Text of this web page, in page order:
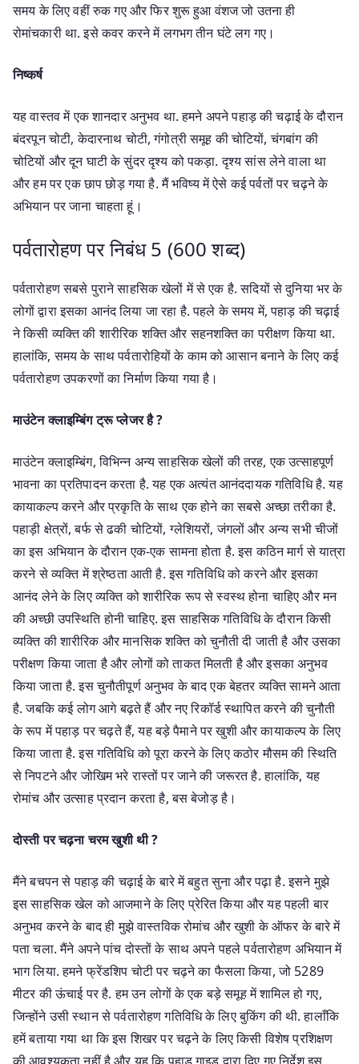
समय के लिए वहीं रुक गए और फिर शुरू हुआ वंशज जो उतना ही
रोमांचकारी था. इसे कवर करने में लगभग तीन घंटे लग गए।
निष्कर्ष
यह वास्तव में एक शानदार अनुभव था. हमने अपने पहाड़ की चढ़ाई के दौरान
बंदरपून चोटी, केदारनाथ चोटी, गंगोत्री समूह की चोटियों, चंगबांग की
चोटियों और दून घाटी के सुंदर दृश्य को पकड़ा. दृश्य सांस लेने वाला था
और हम पर एक छाप छोड़ गया है. मैं भविष्य में ऐसे कई पर्वतों पर चढ़ने के
अभियान पर जाना चाहता हूं।
पर्वतारोहण पर निबंध 5 (600 शब्द)
पर्वतारोहण सबसे पुराने साहसिक खेलों में से एक है. सदियों से दुनिया भर के
लोगों द्वारा इसका आनंद लिया जा रहा है. पहले के समय में, पहाड़ की चढ़ाई
ने किसी व्यक्ति की शारीरिक शक्ति और सहनशक्ति का परीक्षण किया था.
हालांकि, समय के साथ पर्वतारोहियों के काम को आसान बनाने के लिए कई
पर्वतारोहण उपकरणों का निर्माण किया गया है।
माउंटेन क्लाइम्बिंग ट्रू प्लेजर है ?
माउंटेन क्लाइम्बिंग, विभिन्न अन्य साहसिक खेलों की तरह, एक उत्साहपूर्ण
भावना का प्रतिपादन करता है. यह एक अत्यंत आनंददायक गतिविधि है. यह
कायाकल्प करने और प्रकृति के साथ एक होने का सबसे अच्छा तरीका है.
पहाड़ी क्षेत्रों, बर्फ से ढकी चोटियों, ग्लेशियरों, जंगलों और अन्य सभी चीजों
का इस अभियान के दौरान एक-एक सामना होता है. इस कठिन मार्ग से यात्रा
करने से व्यक्ति में श्रेष्ठता आती है. इस गतिविधि को करने और इसका
आनंद लेने के लिए व्यक्ति को शारीरिक रूप से स्वस्थ होना चाहिए और मन
की अच्छी उपस्थिति होनी चाहिए. इस साहसिक गतिविधि के दौरान किसी
व्यक्ति की शारीरिक और मानसिक शक्ति को चुनौती दी जाती है और उसका
परीक्षण किया जाता है और लोगों को ताकत मिलती है और इसका अनुभव
किया जाता है. इस चुनौतीपूर्ण अनुभव के बाद एक बेहतर व्यक्ति सामने आता
है. जबकि कई लोग आगे बढ़ते हैं और नए रिकॉर्ड स्थापित करने की चुनौती
के रूप में पहाड़ पर चढ़ते हैं, यह बड़े पैमाने पर खुशी और कायाकल्प के लिए
किया जाता है. इस गतिविधि को पूरा करने के लिए कठोर मौसम की स्थिति
से निपटने और जोखिम भरे रास्तों पर जाने की जरूरत है. हालांकि, यह
रोमांच और उत्साह प्रदान करता है, बस बेजोड़ है।
दोस्ती पर चढ़ना चरम खुशी थी ?
मैंने बचपन से पहाड़ की चढ़ाई के बारे में बहुत सुना और पढ़ा है. इसने मुझे
इस साहसिक खेल को आजमाने के लिए प्रेरित किया और यह पहली बार
अनुभव करने के बाद ही मुझे वास्तविक रोमांच और खुशी के ऑफर के बारे में
पता चला. मैंने अपने पांच दोस्तों के साथ अपने पहले पर्वतारोहण अभियान में
भाग लिया. हमने फ्रेंडशिप चोटी पर चढ़ने का फैसला किया, जो 5289
मीटर की ऊंचाई पर है. हम उन लोगों के एक बड़े समूह में शामिल हो गए,
जिन्होंने उसी स्थान से पर्वतारोहण गतिविधि के लिए बुकिंग की थी. हालाँकि
हमें बताया गया था कि इस शिखर पर चढ़ने के लिए किसी विशेष प्रशिक्षण